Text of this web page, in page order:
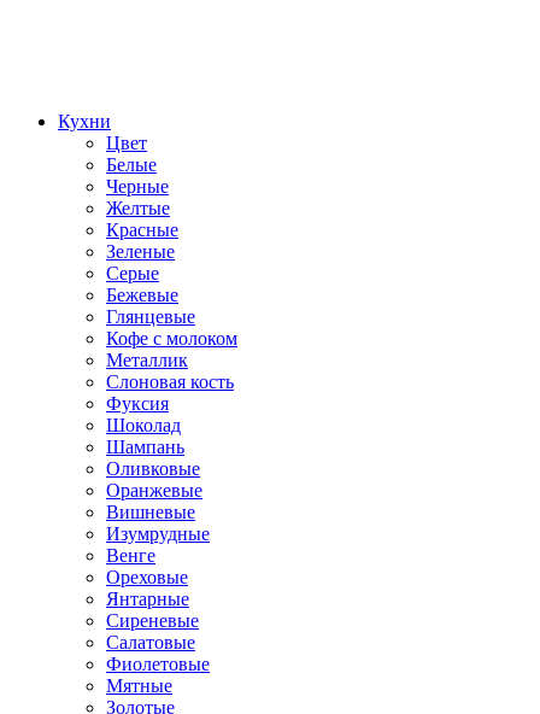
Кухни
Цвет
Белые
Черные
Желтые
Красные
Зеленые
Серые
Бежевые
Глянцевые
Кофе с молоком
Металлик
Слоновая кость
Фуксия
Шоколад
Шампань
Оливковые
Оранжевые
Вишневые
Изумрудные
Венге
Ореховые
Янтарные
Сиреневые
Салатовые
Фиолетовые
Мятные
Золотые